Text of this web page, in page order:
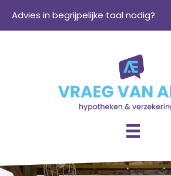
Advies in begrijpelijke taal nodig?